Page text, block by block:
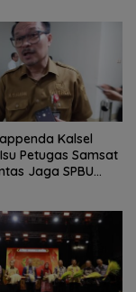
Kalsel
Petugas Samsat
Jaga SPBU